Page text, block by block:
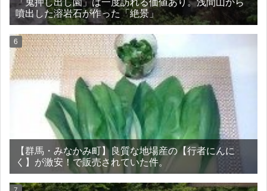
「鬼押し出し園」は一度訪れる価値あり。浅間山から
噴出した溶岩石が作った「絶景」
【群馬・みなかみ町】良質な地場産の【行者にんに
く】が激安！で販売されていた件。